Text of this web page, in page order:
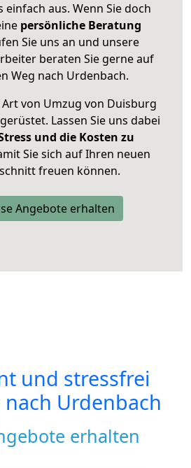
einfach aus. Wenn Sie doch
persönliche Beratung
Sie uns an und unsere
beraten Sie gerne auf
Weg nach Urdenbach.
von Umzug von Duisburg
Lassen Sie uns dabei
und die Kosten zu
Sie sich auf Ihren neuen
freuen können.
Angebote erhalten
und stressfrei
Urdenbach
erhalten